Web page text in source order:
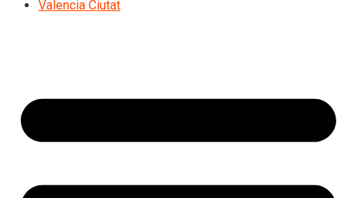
Valencia Ciutat